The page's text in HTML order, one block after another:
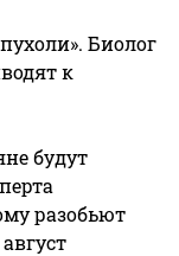
Биолог
к
будут
разобьют